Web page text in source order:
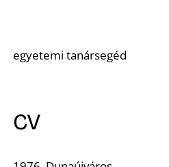
egyetemi tanársegéd
CV